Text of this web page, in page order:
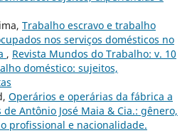
Trabalho escravo e trabalho
nos serviços domésticos no
, Revista Mundos do Trabalho: v. 10
doméstico: sujeitos,
Operários e operárias da fábrica a
Antônio José Maia & Cia.: gênero,
profissional e nacionalidade.